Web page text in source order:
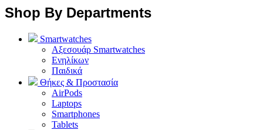
Shop By Departments
Smartwatches
Αξεσουάρ Smartwatches
Ενηλίκων
Παιδικά
Θήκες & Προστασία
AirPods
Laptops
Smartphones
Tablets